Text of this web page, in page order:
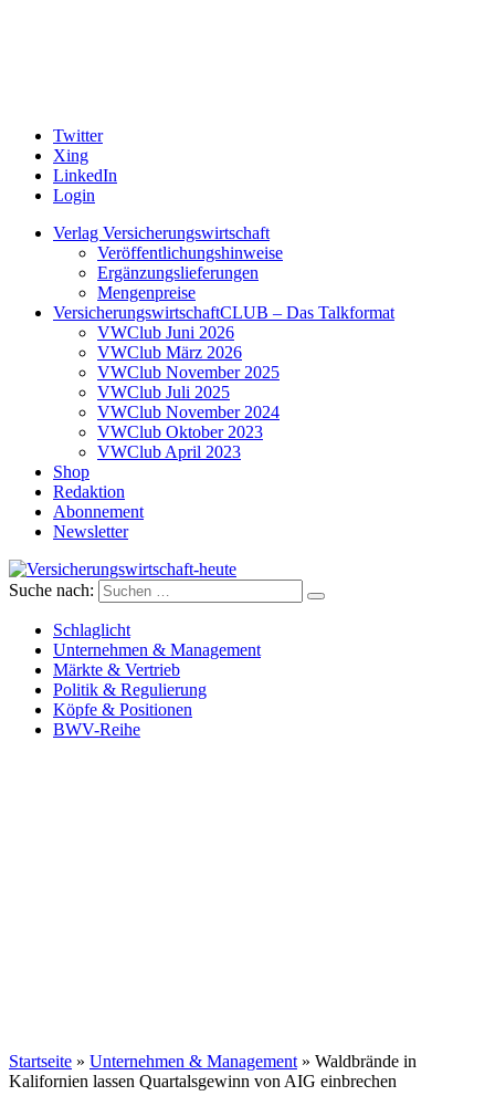
Twitter
Xing
LinkedIn
Login
Verlag Versicherungswirtschaft
Veröffentlichungshinweise
Ergänzungslieferungen
Mengenpreise
VersicherungswirtschaftCLUB – Das Talkformat
VWClub Juni 2026
VWClub März 2026
VWClub November 2025
VWClub Juli 2025
VWClub November 2024
VWClub Oktober 2023
VWClub April 2023
Shop
Redaktion
Abonnement
Newsletter
Versicherungswirtschaft-heute
Suche nach:
Schlaglicht
Unternehmen & Management
Märkte & Vertrieb
Politik & Regulierung
Köpfe & Positionen
BWV-Reihe
Startseite » Unternehmen & Management » Waldbrände in
Kalifornien lassen Quartalsgewinn von AIG einbrechen